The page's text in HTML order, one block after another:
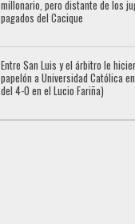
millonario, pero distante de los
pagados del Cacique
Entre San Luis y el árbitro le
papelón a Universidad Católica
del 4-0 en el Lucio Fariña)